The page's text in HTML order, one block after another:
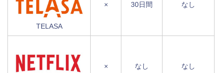
TELASA
× 30日間 なし
× なし なし